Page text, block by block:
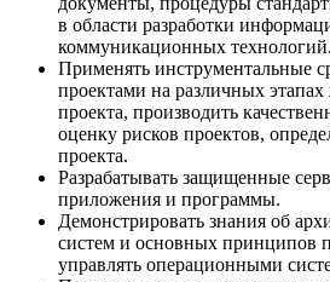
в области разработки
коммуникационных технологий.
Применять инструментальные
проектами на различных
проекта, производить
оценку рисков проектов,
проекта.
Разрабатывать защищенные
приложения и программы.
Демонстрировать знания об
систем и основных принципов
управлять операционными